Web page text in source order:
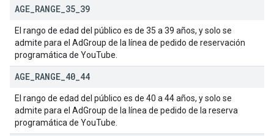
AGE RANGE 35 39
El rango de edad del público es de 35 a 39 años, y solo se
admite para el AdGroup de la línea de pedido de reservación
programática de YouTube.
AGE RANGE 40 44
El rango de edad del público es de 40 a 44 años, y solo se
admite para el AdGroup de la línea de pedido de la reserva
programática de YouTube.